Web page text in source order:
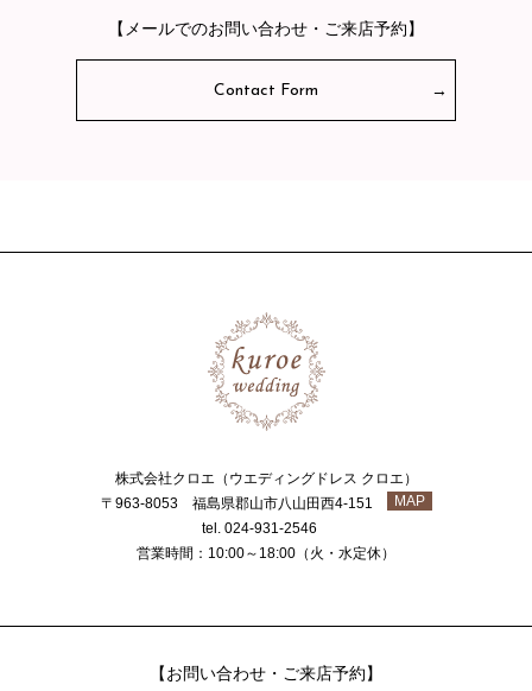
【メールでのお問い合わせ・ご来店予約】
Contact Form
株式会社クロエ（ウエディングドレス クロエ）
〒963-8053 福島県郡山市八山田西4-151
MAP
tel. 024-931-2546
営業時間：10:00～18:00（火・水定休）
【お問い合わせ・ご来店予約】